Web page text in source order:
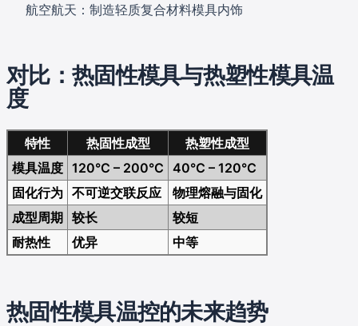
航空航天：制造轻质复合材料模具内饰
对比：热固性模具与热塑性模具温
度
特性 热固性成型
热塑性成型
模具温度 120°C – 200°C 40°C – 120°C
固化行为 不可逆交联反应
物理熔融与固化
成型周期 较长
较短
耐热性
优异 中等
热固性模具温控的未来趋势